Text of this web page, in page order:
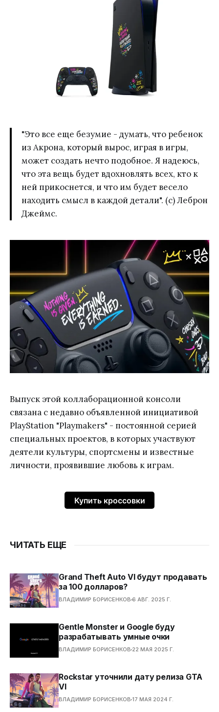
"Это все еще безумие - думать, что ребенок
из Акрона, который вырос, играя в игры,
может создать нечто подобное. Я надеюсь,
что эта вещь будет вдохновлять всех, кто к
ней прикоснется, и что им будет весело
находить смысл в каждой детали". (c) Леброн
Джеймс.
Выпуск этой коллаборационной консоли
связана с недавно объявленной инициативой
PlayStation "Playmakers" - постоянной серией
специальных проектов, в которых участвуют
деятели культуры, спортсмены и известные
личности, проявившие любовь к играм.
Купить кроссовки
ЧИТАТЬ ЕЩЕ
Grand Theft Auto VI будут продавать
за 100 долларов?
ВЛАДИМИР БОРИСЕНКОВ 6 АВГ. 2025 Г.
Gentle Monster и Google буду
разрабатывать умные очки
ВЛАДИМИР БОРИСЕНКОВ 22 МАЯ 2025 Г.
Rockstar уточнили дату релиза GTA
VI
ВЛАДИМИР БОРИСЕНКОВ 17 МАЯ 2024 Г.